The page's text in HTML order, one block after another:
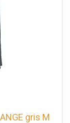
: 5000
: 100 %
gris M